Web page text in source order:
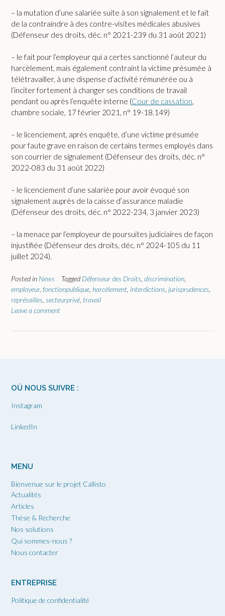
– la mutation d’une salariée suite à son signalement et le fait
de la contraindre à des contre-visites médicales abusives
(Défenseur des droits, déc. n° 2021-239 du 31 août 2021)
– le fait pour l’employeur qui a certes sanctionné l’auteur du
harcèlement, mais également contraint la victime présumée à
télétravailler, à une dispense d’activité rémunérée ou à
l’inciter fortement à changer ses conditions de travail
pendant ou après l’enquête interne (Cour de cassation,
chambre sociale, 17 février 2021, n° 19-18.149)
– le licenciement, après enquête, d’une victime présumée
pour faute grave en raison de certains termes employés dans
son courrier de signalement (Défenseur des droits, déc. n°
2022-083 du 31 août 2022)
– le licenciement d’une salariée pour avoir évoqué son
signalement auprès de la caisse d’assurance maladie
(Défenseur des droits, déc. n° 2022-234, 3 janvier 2023)
– la menace par l’employeur de poursuites judiciaires de façon
injustifiée (Défenseur des droits, déc. n° 2024-105 du 11
juillet 2024).
Posted in News Tagged Défenseur des Droits discrimination
employeur, fonctionpublique harcèlement interdictions jurisprudences
représailles secteurprivé travail
Leave a comment
OÙ NOUS SUIVRE :
Instagram
LinkedIn
MENU
Bienvenue sur le projet Callisto
Actualités
Articles
Thèse & Recherche
Nos solutions
Qui sommes-nous ?
Nous contacter
ENTREPRISE
Politique de confidentialité